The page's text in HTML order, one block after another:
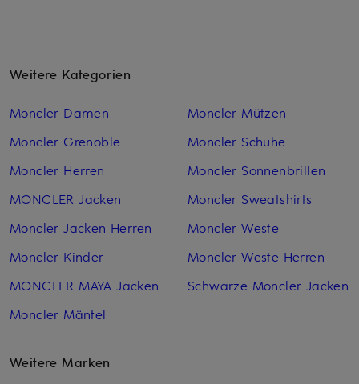
Weitere Kategorien
Moncler Damen
Moncler Grenoble
Moncler Herren
MONCLER Jacken
Moncler Jacken Herren
Moncler Kinder
MONCLER MAYA Jacken
Moncler Mäntel
Moncler Mützen
Moncler Schuhe
Moncler Sonnenbrillen
Moncler Sweatshirts
Moncler Weste
Moncler Weste Herren
Schwarze Moncler Jacken
Weitere Marken